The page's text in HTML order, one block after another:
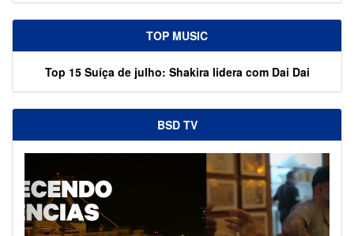
TOP MUSIC
Top 15 Suíça de julho: Shakira lidera com Dai Dai
BSD TV